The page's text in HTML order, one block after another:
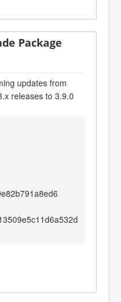
Package
updates from
releases to 3.9.0